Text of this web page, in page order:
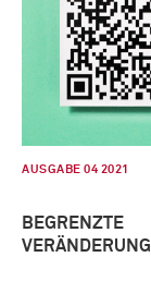
AUSGABE 04 2021
BEGRENZTE
VERÄNDERUNG